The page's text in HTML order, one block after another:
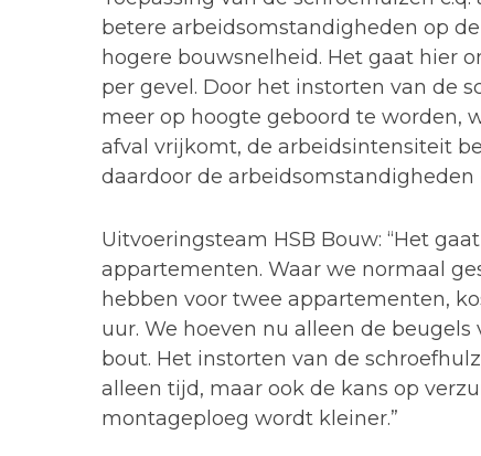
betere arbeidsomstandigheden op
hogere bouwsnelheid. Het gaat hier
per gevel. Door het instorten van de
meer op hoogte geboord te worden,
afval vrijkomt, de arbeidsintensiteit
daardoor de arbeidsomstandigheden
Uitvoeringsteam HSB Bouw: “Het
appartementen. Waar we normaal
hebben voor twee appartementen,
uur. We hoeven nu alleen de
bout. Het instorten van de
alleen tijd, maar ook de kans op
montageploeg wordt kleiner.”